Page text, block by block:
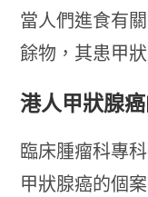
當人們進食有
餘物，其患甲
港人甲狀腺
臨床腫瘤科專
甲狀腺癌的個